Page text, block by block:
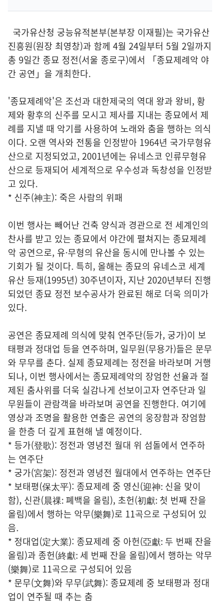
국가유산청 궁능유적본부(본부장 이재필)는 국가유산
진흥원(원장 최영창)과 함께 4월 24일부터 5월 2일까지
총 9일간 종묘 정전(서울 종로구)에서 「종묘제례악 야
간 공연」을 개최한다.
'종묘제례악'은 조선과 대한제국의 역대 왕과 왕비, 황
제와 황후의 신주를 모시고 제사를 지내는 종묘에서 제
례를 지낼 때 악기를 사용하여 노래와 춤을 행하는 의식
이다. 오랜 역사와 전통을 인정받아 1964년 국가무형유
산으로 지정되었고, 2001년에는 유네스코 인류무형유
산으로 등재되어 세계적으로 우수성과 독창성을 인정받
고 있다.
* 신주(神主): 죽은 사람의 위패
이번 행사는 빼어난 건축 양식과 경관으로 전 세계인의
찬사를 받고 있는 종묘에서 야간에 펼쳐지는 종묘제례
악 공연으로, 유·무형의 유산을 동시에 만나볼 수 있는
기회가 될 것이다. 특히, 올해는 종묘의 유네스코 세계
유산 등재(1995년) 30주년이자, 지난 2020년부터 진행
되었던 종묘 정전 보수공사가 완료된 해로 더욱 의미가
있다.
공연은 종묘제례 의식에 맞춰 연주단(등가, 궁가)이 보
태평과 정대업 등을 연주하며, 일무원(무용가)들은 문무
와 무무를 춘다. 실제 종묘제례는 정전을 바라보며 거행
되나, 이번 행사에서는 종묘제례악의 장엄한 선율과 절
제된 춤사위를 더욱 실감나게 선보이고자 연주단과 일
무원들이 관람객을 바라보며 공연을 진행한다. 여기에
영상과 조명을 활용한 연출은 공연의 웅장함과 장엄함
을 한층 더 깊게 표현해 낼 예정이다.
* 등가(登歌): 정전과 영녕전 월대 위 섬돌에서 연주하
는 연주단
* 궁가(宮架): 정전과 영녕전 월대에서 연주하는 연주단
* 보태평(保太平): 종묘제례 중 영신(迎神: 신을 맞이
함), 신관(晨祼: 폐백을 올림), 초헌(初獻: 첫 번째 잔을
올림)에서 행하는 악무(樂舞)로 11곡으로 구성되어 있
음.
* 정대업(定大業): 종묘제례 중 아헌(亞獻: 두 번째 잔을
올림)과 종헌(終獻: 세 번째 잔을 올림)에서 행하는 악무
(樂舞)로 11곡으로 구성되어 있음
* 문무(文舞)와 무무(武舞): 종묘제례 중 보태평과 정대
업이 연주될 때 추는 춤